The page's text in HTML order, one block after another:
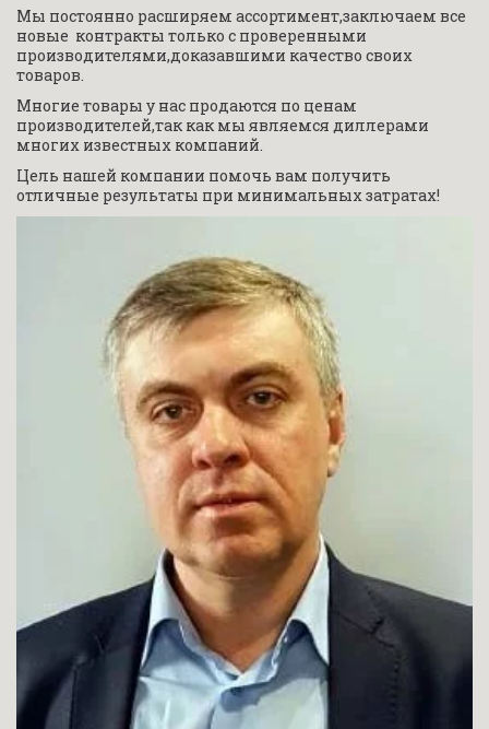
Графики поставок
суточной птицы
сезон 2025 год
ПОДРОБНЕЕ
Мы постоянно расширяем ассортимент,заключаем все
новые  контракты только с проверенными
производителями,доказавшими качество своих
товаров.
Многие товары у нас продаются по ценам
производителей,так как мы являемся диллерами
многих известных компаний.
Цель нашей компании помочь вам получить
отличные результаты при минимальных затратах!